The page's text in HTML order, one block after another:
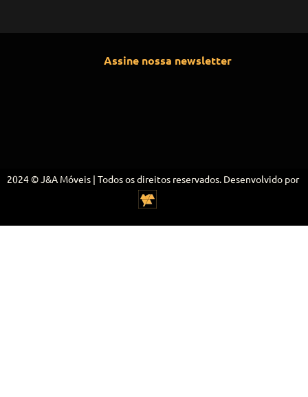
Assine nossa newsletter
2024 © J&A Móveis | Todos os direitos reservados. Desenvolvido por